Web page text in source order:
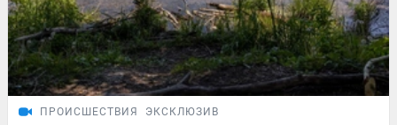
ПРОИСШЕСТВИЯ ЭКСКЛЮЗИВ